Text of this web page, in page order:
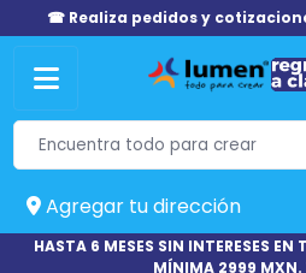
☎ Realiza pedidos y
Agregar tu dirección
HASTA 6 MESES SIN INTERESES
MÍNIMA 2999 MXN.